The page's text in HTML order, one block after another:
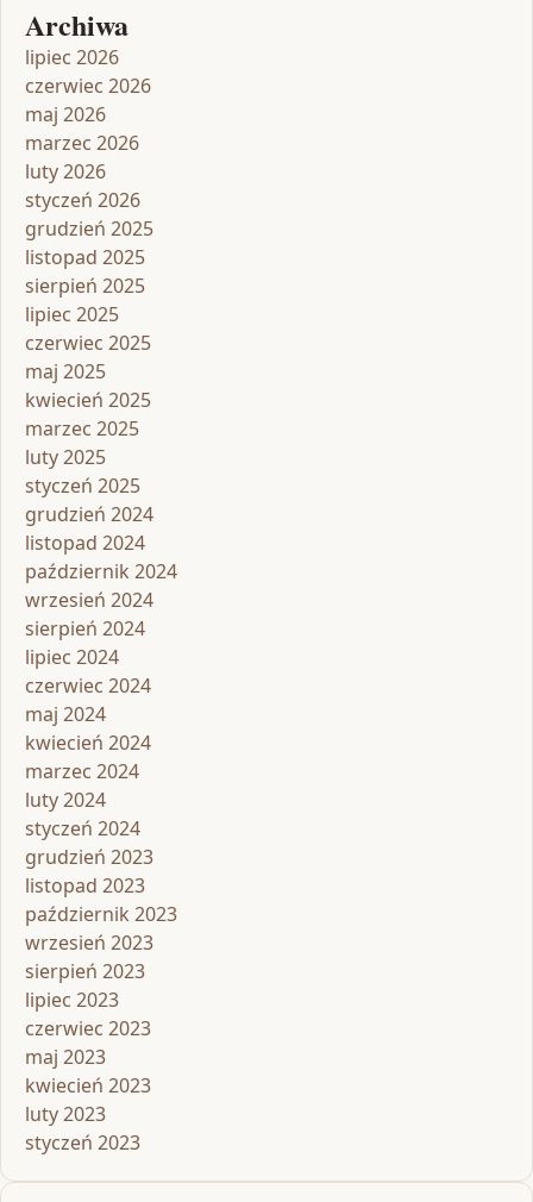
Archiwa
lipiec 2026
czerwiec 2026
maj 2026
marzec 2026
luty 2026
styczeń 2026
grudzień 2025
listopad 2025
sierpień 2025
lipiec 2025
czerwiec 2025
maj 2025
kwiecień 2025
marzec 2025
luty 2025
styczeń 2025
grudzień 2024
listopad 2024
październik 2024
wrzesień 2024
sierpień 2024
lipiec 2024
czerwiec 2024
maj 2024
kwiecień 2024
marzec 2024
luty 2024
styczeń 2024
grudzień 2023
listopad 2023
październik 2023
wrzesień 2023
sierpień 2023
lipiec 2023
czerwiec 2023
maj 2023
kwiecień 2023
luty 2023
styczeń 2023